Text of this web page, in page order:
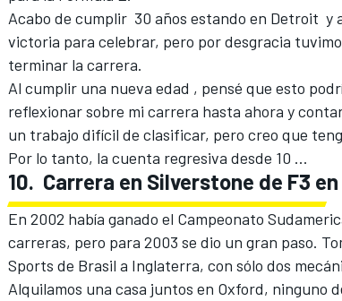
Acabo de cumplir 30 años estando en Detroit y
victoria para celebrar, pero por desgracia
terminar la carrera.
Al cumplir una nueva edad , pensé que esto
reflexionar sobre mi carrera hasta ahora y
un trabajo difícil de clasificar, pero creo que
Por lo tanto, la cuenta regresiva desde 10 ...
10. Carrera en Silverstone de F3
En 2002 había ganado el Campeonato
carreras, pero para 2003 se dio un gran paso.
Sports de Brasil a Inglaterra, con sólo dos
Alquilamos una casa juntos en Oxford, ninguno